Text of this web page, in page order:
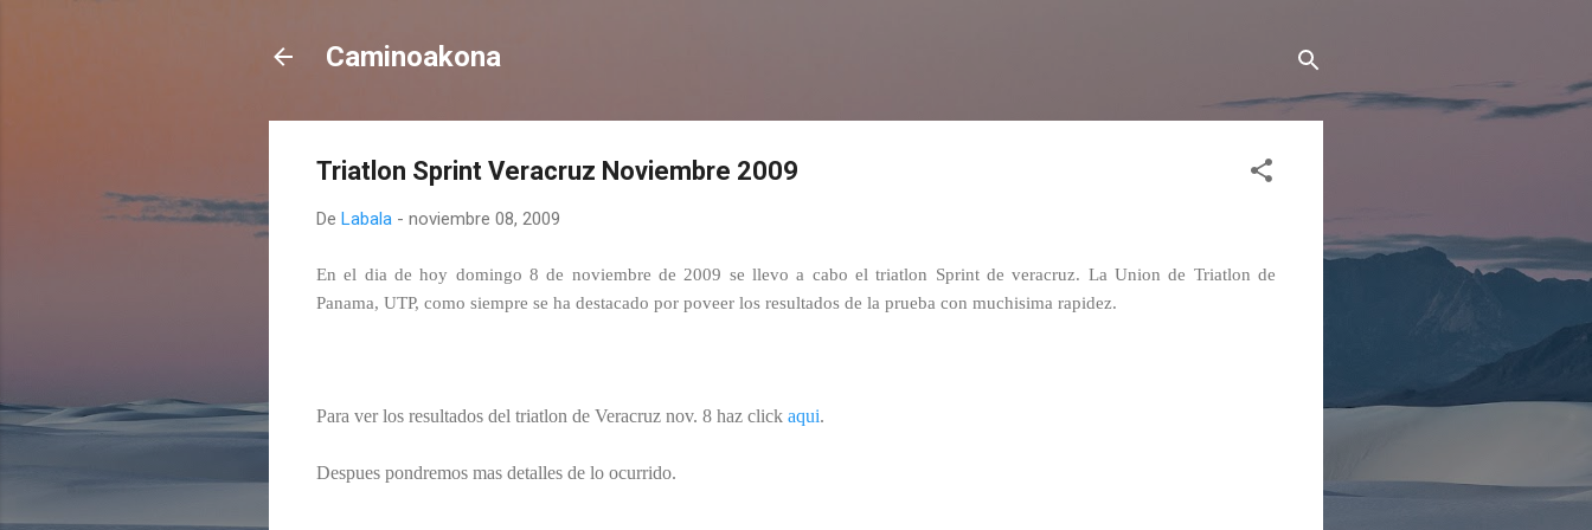
Caminoakona
Triatlon Sprint Veracruz Noviembre 2009
De Labala - noviembre 08, 2009
En el dia de hoy domingo 8 de noviembre de 2009 se llevo a cabo el triatlon Sprint de veracruz. La Union de Triatlon de
Panama, UTP, como siempre se ha destacado por poveer los resultados de la prueba con muchisima rapidez.
Para ver los resultados del triatlon de Veracruz nov. 8 haz click aqui.
Despues pondremos mas detalles de lo ocurrido.